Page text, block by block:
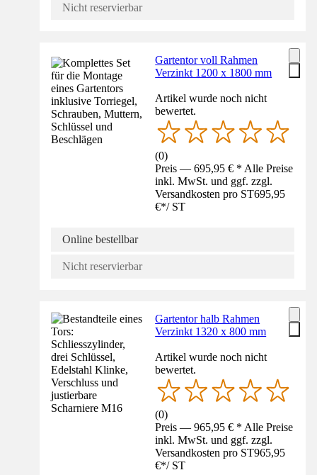
Nicht reservierbar
Gartentor voll Rahmen
Verzinkt 1200 x 1800 mm
Artikel wurde noch nicht
bewertet.
(0)
Preis — 695,95 € * Alle Preise
inkl. MwSt. und ggf. zzgl.
Versandkosten pro ST695,95
€*/ ST
Online bestellbar
Nicht reservierbar
Gartentor halb Rahmen
Verzinkt 1320 x 800 mm
Artikel wurde noch nicht
bewertet.
(0)
Preis — 965,95 € * Alle Preise
inkl. MwSt. und ggf. zzgl.
Versandkosten pro ST965,95
€*/ ST